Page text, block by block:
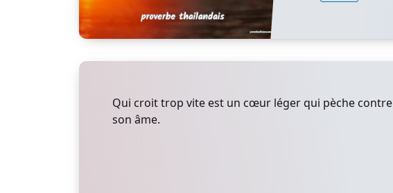
Qui croit trop vite est un cœur léger qui pèche contre
son âme.